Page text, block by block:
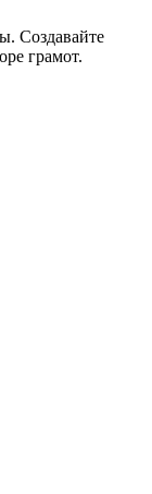
Создавайте
грамот.